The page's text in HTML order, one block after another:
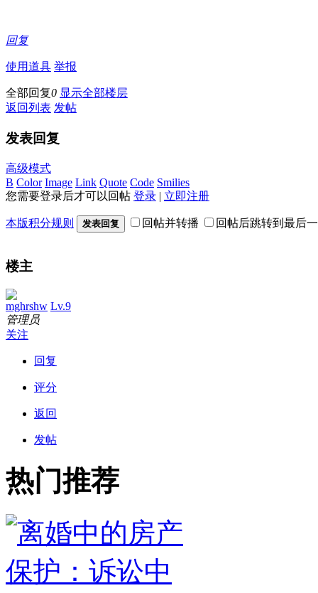
回复
使用道具 举报
全部回复0 显示全部楼层
返回列表 发帖
发表回复
高级模式
B Color Image Link Quote Code Smilies
您需要登录后才可以回帖 登录 | 立即注册
本版积分规则 发表回复 回帖并转播 回帖后跳转到最后
楼主
mghrshw Lv.9
管理员
关注
回复
评分
返回
发帖
热门推荐